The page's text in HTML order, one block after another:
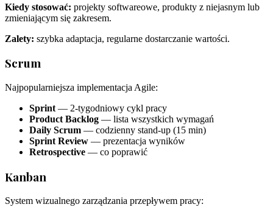
Kiedy stosować: projekty softwareowe, produkty z niejasnym lub
zmieniającym się zakresem.
Zalety: szybka adaptacja, regularne dostarczanie wartości.
Scrum
Najpopularniejsza implementacja Agile:
Sprint — 2-tygodniowy cykl pracy
Product Backlog — lista wszystkich wymagań
Daily Scrum — codzienny stand-up (15 min)
Sprint Review — prezentacja wyników
Retrospective — co poprawić
Kanban
System wizualnego zarządzania przepływem pracy: